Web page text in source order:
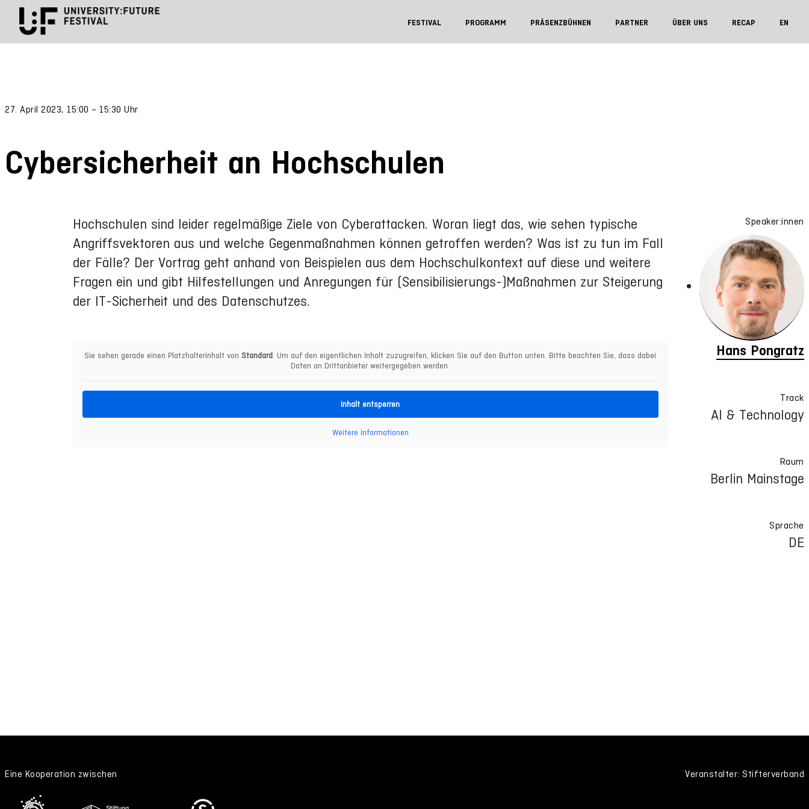
FESTIVAL PROGRAMM PRÄSENZBÜHNEN PARTNER ÜBER UNS RECAP EN
27. April 2023, 15:00 – 15:30 Uhr
Cybersicherheit an Hochschulen
Hochschulen sind leider regelmäßige Ziele von Cyberattacken. Woran liegt das, wie sehen typische
Angriffsvektoren aus und welche Gegenmaßnahmen können getroffen werden? Was ist zu tun im Fall
der Fälle? Der Vortrag geht anhand von Beispielen aus dem Hochschulkontext auf diese und weitere
Fragen ein und gibt Hilfestellungen und Anregungen für (Sensibilisierungs-)Maßnahmen zur Steigerung
der IT-Sicherheit und des Datenschutzes.
Sie sehen gerade einen Platzhalterinhalt von Standard . Um auf den eigentlichen Inhalt zuzugreifen, klicken Sie auf den Button unten. Bitte beachten Sie, dass dabei
Daten an Drittanbieter weitergegeben werden.
Inhalt entsperren
Weitere Informationen
Speaker:innen
Hans Pongratz
Track
AI & Technology
Raum
Berlin Mainstage
Sprache
DE
Eine Kooperation zwischen Veranstalter: Stifterverband